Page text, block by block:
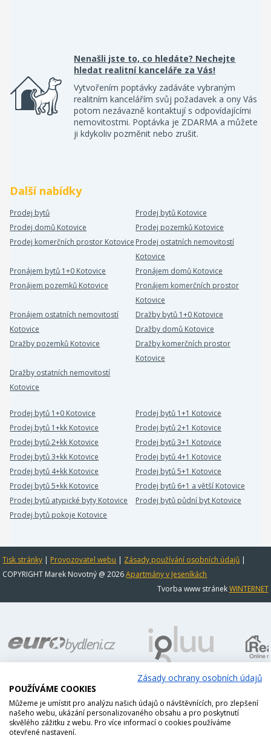
Nenašli jste to, co hledáte? Nechejte
hledat realitní kanceláře za Vás!
Vytvořením poptávky zadáváte vybraným
realitním kancelářím svůj požadavek a ony Vás
potom nezávazně kontaktují s odpovídajícími
nemovitostmi. Poptávka je ZDARMA a můžete
ji kdykoliv pozměnit nebo zrušit.
Další nabídky
Prodej bytů
Prodej bytů Kotovice
Prodej domů Kotovice
Prodej pozemků Kotovice
Prodej komerčních prostor Kotovice Prodej ostatních nemovitostí
Kotovice
Pronájem bytů 1+0 Kotovice
Pronájem domů Kotovice
Pronájem pozemků Kotovice
Pronájem komerčních prostor
Kotovice
Pronájem ostatních nemovitostí
Kotovice
Dražby bytů 1+0 Kotovice
Dražby domů Kotovice
Dražby pozemků Kotovice
Dražby komerčních prostor
Kotovice
Dražby ostatních nemovitostí
Kotovice
Prodej bytů 1+0 Kotovice
Prodej bytů 1+1 Kotovice
Prodej bytů 1+kk Kotovice
Prodej bytů 2+1 Kotovice
Prodej bytů 2+kk Kotovice
Prodej bytů 3+1 Kotovice
Prodej bytů 3+kk Kotovice
Prodej bytů 4+1 Kotovice
Prodej bytů 4+kk Kotovice
Prodej bytů 5+1 Kotovice
Prodej bytů 5+kk Kotovice
Prodej bytů 6+1 a větší Kotovice
Prodej bytů atypické byty Kotovice
Prodej bytů půdní byt Kotovice
Prodej bytů pokoje Kotovice
Tisk stránky | Provozovatel webu | Zásady používání osobních údajů |
COPYRIGHT Marek Novotný @ 2026Apartmány v Jeseníkách
Tvorba www stránekWINTERNET
Zásady ochrany osobních údajů
POUŽÍVÁME COOKIES
Můžeme je umístit pro analýzu našich údajů o návštěvnících, pro zlepšení
našeho webu, ukázání personalizovaného obsahu a pro poskytnutí
skvělého zážitku z webu. Pro více informací o cookies používáme
otevřené nastavení.